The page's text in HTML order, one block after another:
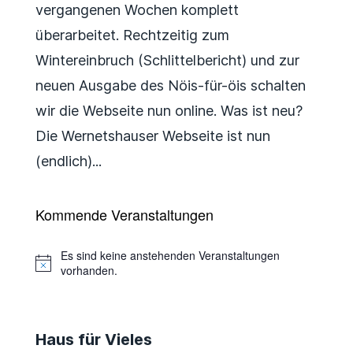
vergangenen Wochen komplett
überarbeitet. Rechtzeitig zum
Wintereinbruch (Schlittelbericht) und zur
neuen Ausgabe des Nöis-für-öis schalten
wir die Webseite nun online. Was ist neu?
Die Wernetshauser Webseite ist nun
(endlich)...
Kommende Veranstaltungen
Hinweis
Es sind keine anstehenden Veranstaltungen
vorhanden.
Haus für Vieles